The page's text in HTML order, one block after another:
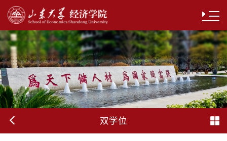
双学位